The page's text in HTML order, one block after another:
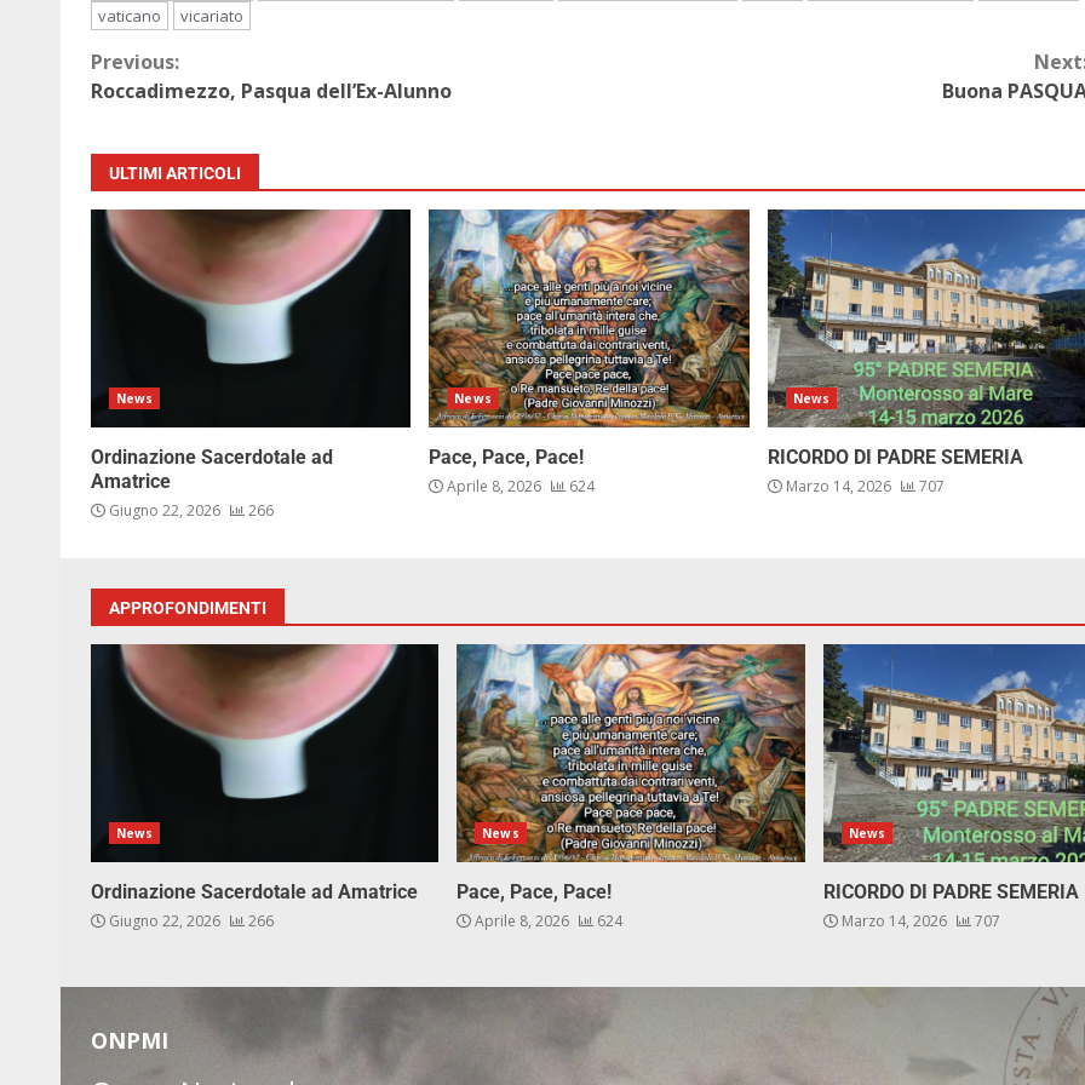
vaticano vicariato
Previous:
Roccadimezzo, Pasqua dell’Ex-Alunno
Buona
ULTIMI ARTICOLI
News
Ordinazione Sacerdotale ad
Amatrice
Giugno 22, 2026 266
News
Pace, Pace, Pace!
Aprile 8, 2026 624
News
RICORDO DI PADRE SEMERIA
Marzo 14, 2026 707
APPROFONDIMENTI
News
Ordinazione Sacerdotale ad Amatrice
Giugno 22, 2026 266
News
Pace, Pace, Pace!
Aprile 8, 2026 624
News
RICORDO DI PADRE SEMERIA
Marzo 14, 2026 707
ONPMI